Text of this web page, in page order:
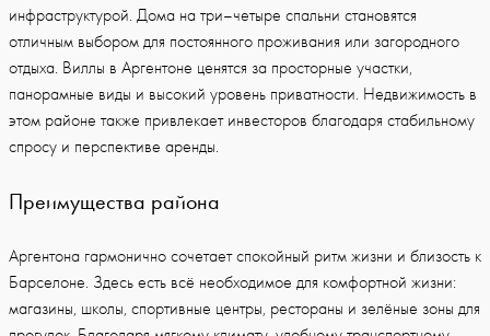
инфраструктурой. Дома на три–четыре спальни становятся
отличным выбором для постоянного проживания или загородного
отдыха. Виллы в Аргентоне ценятся за просторные участки,
панорамные виды и высокий уровень приватности. Недвижимость в
этом районе также привлекает инвесторов благодаря стабильному
спросу и перспективе аренды.
Преимущества района
Аргентона гармонично сочетает спокойный ритм жизни и близость к
Барселоне. Здесь есть всё необходимое для комфортной жизни:
магазины, школы, спортивные центры, рестораны и зелёные зоны для